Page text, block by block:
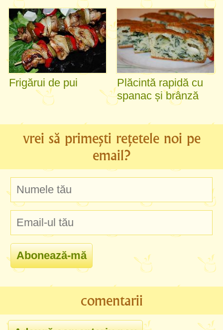
Frigărui de pui
Plăcintă rapidă cu
spanac și brânză
vrei să primești rețetele noi pe
email?
comentarii